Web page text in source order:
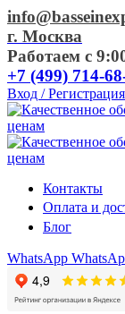
г. Москва
Работаем с
+7 (499) 714-
Вход / Регистрация
Контакты
Оплата и
Блог
WhatsApp